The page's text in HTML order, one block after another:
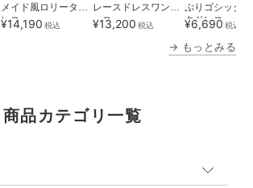
メイド風ロリータド
レス
¥14,190 税込
レースドレスワンピ
ース
¥13,200 税込
ぷりゴシック
タドレス
¥6,690 税込
→ もっとみる
商品カテゴリ一覧